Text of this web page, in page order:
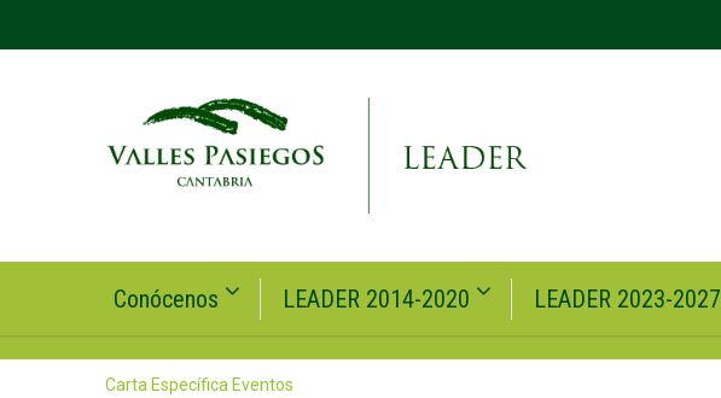
Conócenos LEADER 2014-2020 LEADER 2023-2027
Carta Específica Eventos